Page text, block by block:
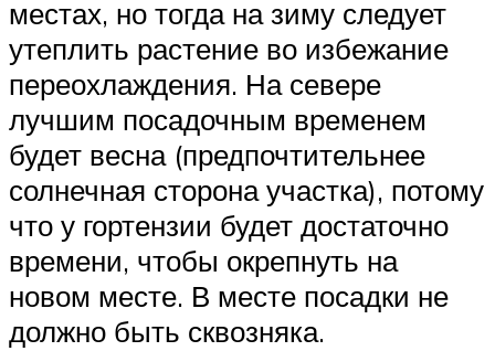
местах, но тогда на зиму следует
утеплить растение во избежание
переохлаждения. На севере
лучшим посадочным временем
будет весна (предпочтительнее
солнечная сторона участка), потому
что у гортензии будет достаточно
времени, чтобы окрепнуть на
новом месте. В месте посадки не
должно быть сквозняка.